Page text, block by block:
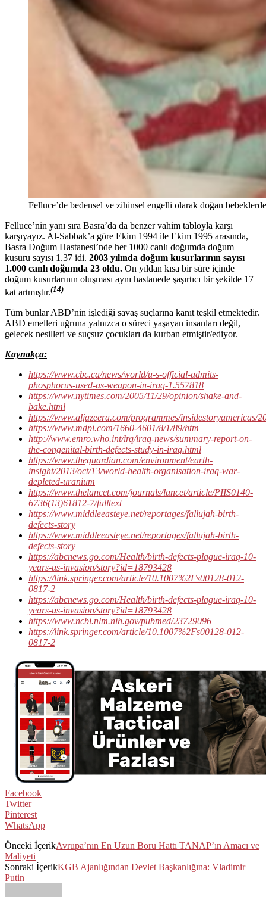
Felluce’de bedensel ve zihinsel engelli olarak doğan
Felluce’nin yanı sıra Basra’da da benzer vahim tabloyla karşı
karşıyayız. Al-Sabbak’a göre Ekim 1994 ile Ekim 1995 arasında,
Basra Doğum Hastanesi’nde her 1000 canlı doğumda doğum
kusuru sayısı 1.37 idi. 2003 yılında doğum kusurlarının sayısı
1.000 canlı doğumda 23 oldu. On yıldan kısa bir süre içinde
doğum kusurlarının oluşması aynı hastanede şaşırtıcı bir şekilde 17
kat artmıştır.(14)
Tüm bunlar ABD’nin işlediği savaş suçlarına kanıt teşkil etmektedir.
ABD emelleri uğruna yalnızca o süreci yaşayan insanları değil,
gelecek nesilleri ve suçsuz çocukları da kurban etmiştir/ediyor.
Kaynakça:
https://www.cbc.ca/news/world/u-s-official-admits-
phosphorus-used-as-weapon-in-iraq-1.557818
https://www.nytimes.com/2005/11/29/opinion/shake-and-
bake.html
https://www.aljazeera.com/programmes/insidestoryamericas/
https://www.mdpi.com/1660-4601/8/1/89/htm
http://www.emro.who.int/irq/iraq-news/summary-report-on-
the-congenital-birth-defects-study-in-iraq.html
https://www.theguardian.com/environment/earth-
insight/2013/oct/13/world-health-organisation-iraq-war-
depleted-uranium
https://www.thelancet.com/journals/lancet/article/PIIS0140-
6736(13)61812-7/fulltext
https://www.middleeasteye.net/reportages/fallujah-birth-
defects-story
https://www.middleeasteye.net/reportages/fallujah-birth-
defects-story
https://abcnews.go.com/Health/birth-defects-plague-iraq-10-
years-us-invasion/story?id=18793428
https://link.springer.com/article/10.1007%2Fs00128-012-
0817-2
https://abcnews.go.com/Health/birth-defects-plague-iraq-10-
years-us-invasion/story?id=18793428
https://www.ncbi.nlm.nih.gov/pubmed/23729096
https://link.springer.com/article/10.1007%2Fs00128-012-
0817-2
Facebook
Twitter
Pinterest
WhatsApp
Önceki İçerikAvrupa’nın En Uzun Boru Hattı TANAP’ın Amacı ve
Maliyeti
Sonraki İçerikKGB Ajanlığından Devlet Başkanlığına: Vladimir
Putin